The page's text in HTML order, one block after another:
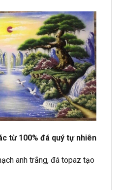
từ 100% đá quý tự nhiên
anh trắng, đá topaz tạo